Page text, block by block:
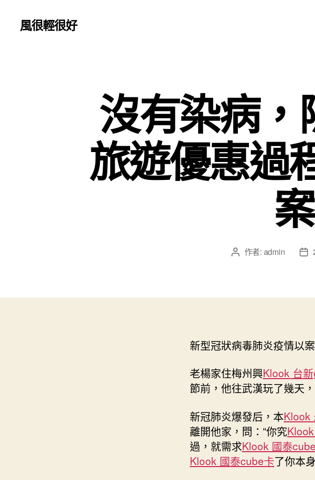
風很輕很好
沒有染病
旅遊優惠過
文 作者: admin
文
日
新型冠狀病毒肺炎疫情以
老楊家住梅州興Klook 台
節前，他往武漢玩了幾天
新冠肺炎爆發后，本Klook
離開他家，問：“你究
過，就需求Klook 國泰
Klook 國泰cube卡了你本